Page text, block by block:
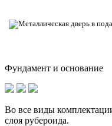
Фундамент и основание
Во все виды
слоя рубероида.